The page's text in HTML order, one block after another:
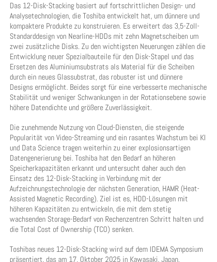
Das 12-Disk-Stacking basiert auf fortschrittlichen Design- und
Analysetechnologien, die Toshiba entwickelt hat, um dünnere und
kompaktere Produkte zu konstruieren. Es erweitert das 3,5-Zoll-
Standarddesign von Nearline-HDDs mit zehn Magnetscheiben um
zwei zusätzliche Disks. Zu den wichtigsten Neuerungen zählen die
Entwicklung neuer Spezialbauteile für den Disk-Stapel und das
Ersetzen des Aluminiumsubstrats als Material für die Scheiben
durch ein neues Glassubstrat, das robuster ist und dünnere
Designs ermöglicht. Beides sorgt für eine verbesserte mechanische
Stabilität und weniger Schwankungen in der Rotationsebene sowie
höhere Datendichte und größere Zuverlässigkeit.
Die zunehmende Nutzung von Cloud-Diensten, die steigende
Popularität von Video-Streaming und ein rasantes Wachstum bei KI
und Data Science tragen weiterhin zu einer explosionsartigen
Datengenerierung bei. Toshiba hat den Bedarf an höheren
Speicherkapazitäten erkannt und untersucht daher auch den
Einsatz des 12-Disk-Stacking in Verbindung mit der
Aufzeichnungstechnologie der nächsten Generation, HAMR (Heat-
Assisted Magnetic Recording). Ziel ist es, HDD-Lösungen mit
höheren Kapazitäten zu entwickeln, die mit dem stetig
wachsenden Storage-Bedarf von Rechenzentren Schritt halten und
die Total Cost of Ownership (TCO) senken.
Toshibas neues 12-Disk-Stacking wird auf dem IDEMA Symposium
präsentiert, das am 17. Oktober 2025 in Kawasaki, Japan,